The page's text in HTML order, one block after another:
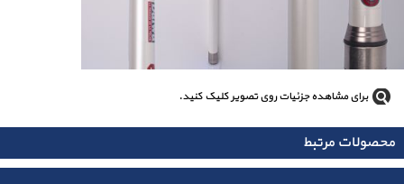
برای مشاهده جزئیات روی تصویر کلیک کنید.
محصولات مرتبط